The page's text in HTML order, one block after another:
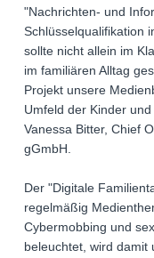
"Nachrichten- und
Schlüsselqualifikation
sollte nicht allein im
im familiären Alltag
Projekt unsere
Umfeld der Kinder
Vanessa Bitter, Chief
gGmbH.
Der "Digitale
regelmäßig
Cybermobbing und
beleuchtet, wird damit